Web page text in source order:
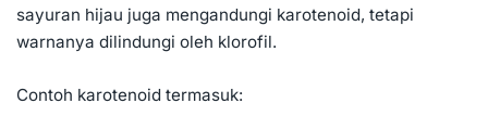
sayuran hijau juga mengandungi karotenoid, tetapi
warnanya dilindungi oleh klorofil.
Contoh karotenoid termasuk: